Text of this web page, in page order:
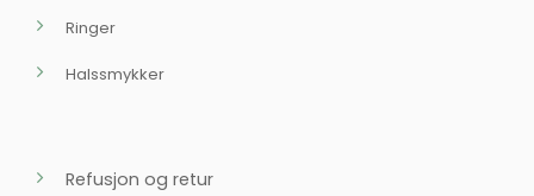
Ringer
Halssmykker
Refusjon og retur